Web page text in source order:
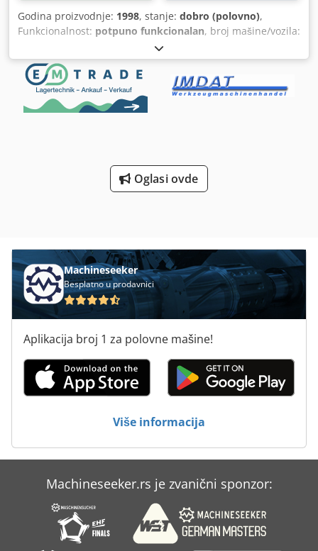
Vozilo, koje je ranije bilo korišćeno kao poštansko vozilo, je
u žutoj boji i imao je jednog prethodnog vlasnika.
Dozvoljena ukupna masa iznosi 2.800 kg. Pregled bez
prethodne najave moguć je od ponedeljka do subote.
Prodaja isključivo pravnim licima (poljoprivreda, slobodna
zanimanja, mali i veliki biznis) ili za izvoz. Zadržavamo
pravo na greške i prethodnu prodaju.
Godina proizvodnje: 1998, stanje: dobro (polovno),
Funkcionalnost: potpuno funkcionalan, broj mašine/vozila:
, Mostna dizalica ± 10.500 mm k 12.500 kg
Codpfx Afev Ip Egs Djha
Oglasi ovde
Machineseeker
Besplatno u prodavnici
Aplikacija broj 1 za polovne mašine!
Više informacija
Machineseeker.rs je zvanični sponzor: